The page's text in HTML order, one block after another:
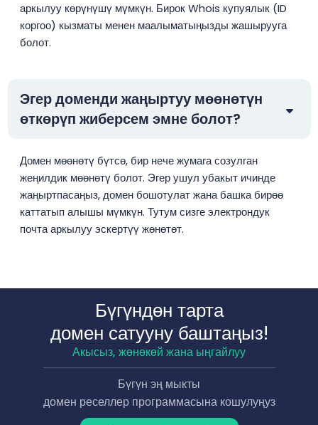
аркылуу көрүнүшү мүмкүн. Бирок Whois купуялык (ID
коргоо) кызматы менен маалыматыңызды жашырууга
болот.
Эгер доменди жаңыртуу мөөнөтүн
өткөрүп жиберсем эмне болот?
Домен мөөнөтү бүтсө, бир нече жумага созулган
жеңилдик мөөнөтү болот. Эгер ушул убакыт ичинде
жаңыртпасаңыз, домен бошотулат жана башка бирөө
каттатып алышы мүмкүн. Тутум сизге электрондук
почта аркылуу эскертүү жөнөтөт.
Бүгүндөн тарта
домен сатууну баштаңыз!
Акысыз, жөнөкөй жана ыңгайлуу
Бүгүн эң мыкты
домен реселлер программасына кошулуңуз